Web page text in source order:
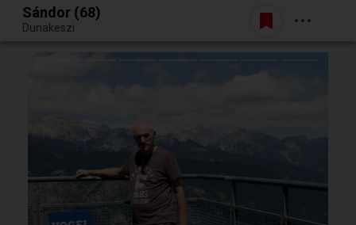
Egy jó randiból bármi lehet.
Belépés
Sándor (68)
Dunakeszi